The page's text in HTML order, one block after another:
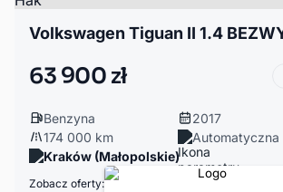
63 900 zł
Benzyna
2017
174 000 km
Automatyczna
Kraków (Małopolskie)
Zobacz oferty: